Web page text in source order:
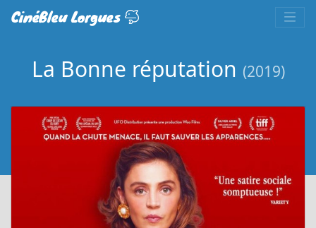
CinéBleu Lorgues
La Bonne réputation (2019)